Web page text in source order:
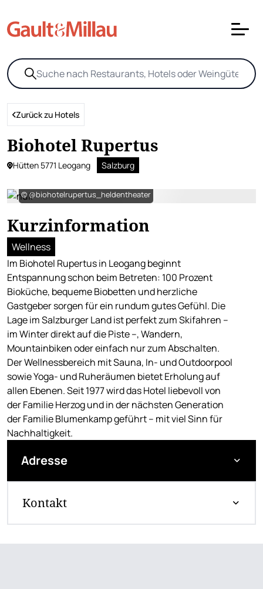
Zurück zu Hotels
Biohotel Rupertus
Hütten 5771 Leogang Salzburg
© @biohotelrupertus_heldentheater
Kurzinformation
Wellness
Im Biohotel Rupertus in Leogang beginnt
Entspannung schon beim Betreten: 100 Prozent
Bioküche, bequeme Biobetten und herzliche
Gastgeber sorgen für ein rundum gutes Gefühl. Die
Lage im Salzburger Land ist perfekt zum Skifahren –
im Winter direkt auf die Piste –, Wandern,
Mountainbiken oder einfach nur zum Abschalten.
Der Wellnessbereich mit Sauna, In- und Outdoorpool
sowie Yoga- und Ruheräumen bietet Erholung auf
allen Ebenen. Seit 1977 wird das Hotel liebevoll von
der Familie Herzog und in der nächsten Generation
der Familie Blumenkamp geführt – mit viel Sinn für
Nachhaltigkeit.
Adresse
Kontakt